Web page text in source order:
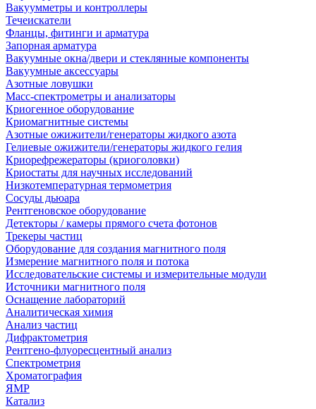
Вакуумметры и контроллеры
Течеискатели
Фланцы, фитинги и арматура
Запорная арматура
Вакуумные окна/двери и стеклянные компоненты
Вакуумные аксессуары
Азотные ловушки
Масс-спектрометры и анализаторы
Криогенное оборудование
Криомагнитные системы
Азотные ожижители/генераторы жидкого азота
Гелиевые ожижители/генераторы жидкого гелия
Криорефрежераторы (криоголовки)
Криостаты для научных исследований
Низкотемпературная термометрия
Сосуды дьюара
Рентгеновское оборудование
Детекторы / камеры прямого счета фотонов
Трекеры частиц
Оборудование для создания магнитного поля
Измерение магнитного поля и потока
Исследовательские системы и измерительные модули
Источники магнитного поля
Оснащение лабораторий
Аналитическая химия
Анализ частиц
Дифрактометрия
Рентгено-флуоресцентный анализ
Спектрометрия
Хроматография
ЯМР
Катализ